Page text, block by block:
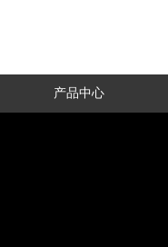
产品中心